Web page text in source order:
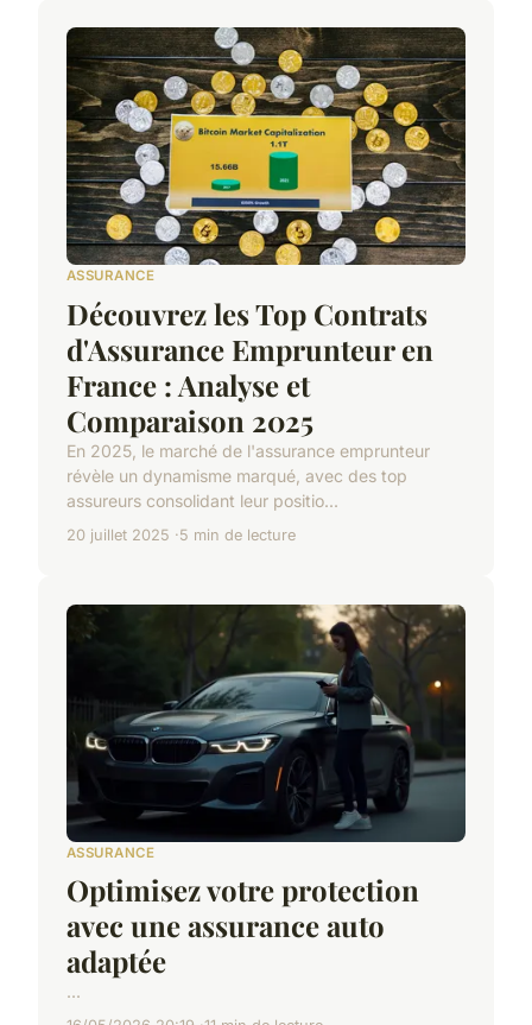
ASSURANCE
Découvrez les Top Contrats
d'Assurance Emprunteur en
France : Analyse et
Comparaison 2025
En 2025, le marché de l'assurance emprunteur
révèle un dynamisme marqué, avec des top
assureurs consolidant leur positio...
20 juillet 2025 5 min de lecture
ASSURANCE
Optimisez votre protection
avec une assurance auto
adaptée
...